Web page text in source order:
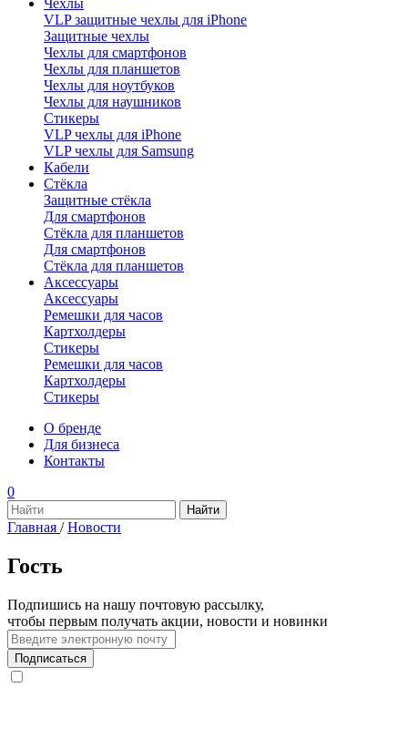
Чехлы
VLP защитные чехлы для iPhone
Защитные чехлы
Чехлы для смартфонов
Чехлы для планшетов
Чехлы для ноутбуков
Чехлы для наушников
Стикеры
VLP чехлы для iPhone
VLP чехлы для Samsung
Кабели
Стёкла
Защитные стёкла
Для смартфонов
Стёкла для планшетов
Для смартфонов
Стёкла для планшетов
Аксессуары
Аксессуары
Ремешки для часов
Картхолдеры
Стикеры
Ремешки для часов
Картхолдеры
Стикеры
О бренде
Для бизнеса
Контакты
0
Главная / Новости
Гость
Подпишись на нашу почтовую рассылку,
чтобы первым получать акции, новости и новинки
Подписаться